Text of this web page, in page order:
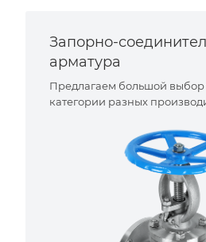
Запорно-
арматура
Предлагаем большой выбор
категории разных